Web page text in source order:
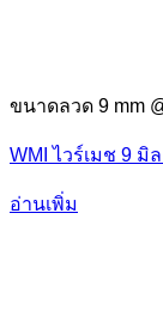
ขนาดลวด 9 mm
WMI ไวร์เมช 9 มิ
อ่านเพิ่ม